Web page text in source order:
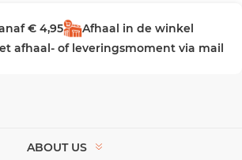
€ 4,95
Afhaal in de winkel
afhaal- of leveringsmoment via mail
ABOUT US